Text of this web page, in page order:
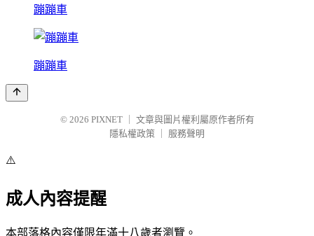
蹦蹦車
蹦蹦車
© 2026 PIXNET
文章與圖片權利屬原作者所有
隱私權政策
服務聲明
⚠️
成人內容提醒
本部落格內容僅限年滿十八歲者瀏覽。